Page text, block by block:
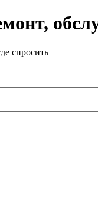
спросить